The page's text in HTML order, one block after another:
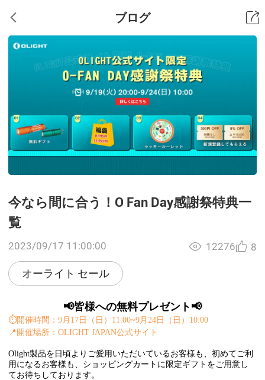
ブログ
今なら間に合う！O Fan Day感謝祭特典一
覧
2023/09/17 11:00:00
オーライト セール
12276 8
📢皆様への無料プレゼント📢
⏱️開催時間：9月17日（日）11:00~9月24日（日）10:00
📍 開催場所：OLIGHT JAPAN公式サイト
Olight製品を日頃よりご愛用いただいているお客様も、初めてご利
用になるお客様も、ショッピングカートに限定ギフトをご用意し
てお待ちしております。